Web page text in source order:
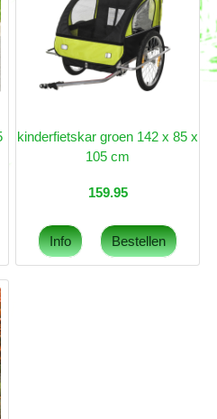
kinderfietskar groen 142 x 85 x
105 cm
159.95